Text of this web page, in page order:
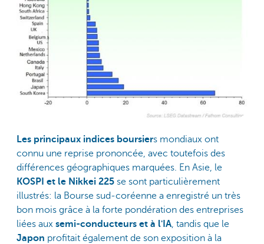
Les principaux indices boursiers mondiaux ont
connu une reprise prononcée, avec toutefois des
différences géographiques marquées. En Asie, le
KOSPI et le Nikkei 225 se sont particulièrement
illustrés: la Bourse sud-coréenne a enregistré un très
bon mois grâce à la forte pondération des entreprises
liées aux semi-conducteurs et à l'IA, tandis que le
Japon profitait également de son exposition à la